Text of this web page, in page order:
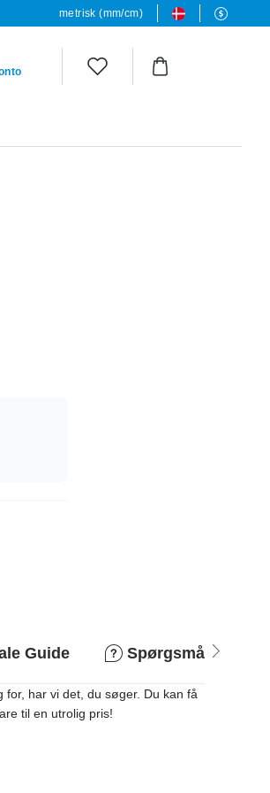
metrisk (mm/cm)
Guide Spørgsmål og svar
har vi det, du søger. Du kan få
til en utrolig pris!